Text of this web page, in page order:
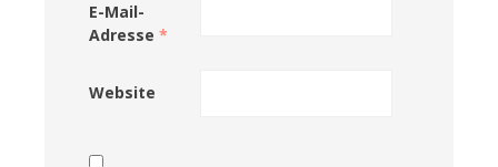
E-Mail-
Adresse *
Website